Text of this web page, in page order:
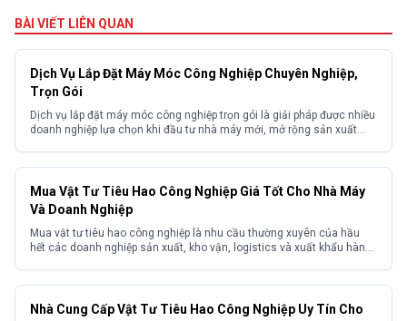
BÀI VIẾT LIÊN QUAN
Dịch Vụ Lắp Đặt Máy Móc Công Nghiệp Chuyên Nghiệp,
Trọn Gói
Dịch vụ lắp đặt máy móc công nghiệp trọn gói là giải pháp được nhiều
doanh nghiệp lựa chọn khi đầu tư nhà máy mới, mở rộng sản xuất
Mua Vật Tư Tiêu Hao Công Nghiệp Giá Tốt Cho Nhà Máy
Và Doanh Nghiệp
Mua vật tư tiêu hao công nghiệp là nhu cầu thường xuyên của hầu
hết các doanh nghiệp sản xuất, kho vận, logistics và xuất khẩu hàng
Nhà Cung Cấp Vật Tư Tiêu Hao Công Nghiệp Uy Tín Cho